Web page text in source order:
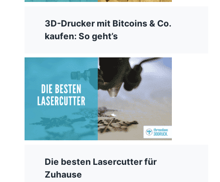
3D-Drucker mit Bitcoins & Co.
kaufen: So geht’s
Die besten Lasercutter für
Zuhause